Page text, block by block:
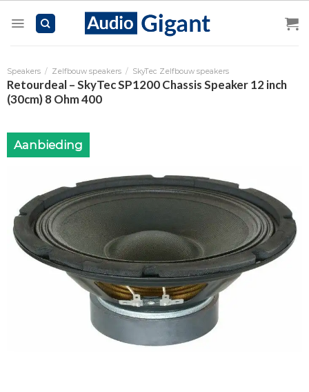
Speakers / Zelfbouw speakers / SkyTec Zelfbouw speakers
Retourdeal – SkyTec SP1200 Chassis Speaker 12 inch
(30cm) 8 Ohm 400
Aanbieding